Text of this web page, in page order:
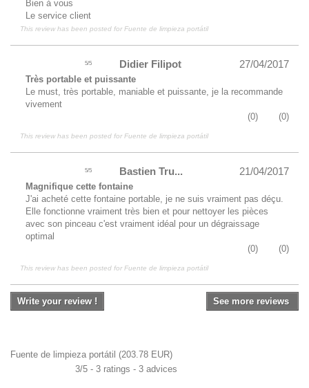
Bien à vous
Le service client
This review has been posted forFuente de limpieza portátil
5/5 27/04/2017
Didier Filipot
Très portable et puissante
Le must, très portable, maniable et puissante, je la recommande
vivement
(0)
(0)
This review has been posted forFuente de limpieza portátil
5/5 21/04/2017
Bastien Tru...
Magnifique cette fontaine
J'ai acheté cette fontaine portable, je ne suis vraiment pas déçu.
Elle fonctionne vraiment très bien et pour nettoyer les pièces
avec son pinceau c'est vraiment idéal pour un dégraissage
optimal
(0)
(0)
This review has been posted forFuente de limpieza portátil
Write your review ! See more reviews
Fuente de limpieza portátil (203.78 EUR)
3/5 - 3 ratings - 3 advices